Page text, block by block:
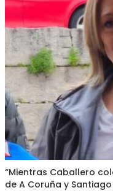
“Mientras Caballero
de A Coruña y